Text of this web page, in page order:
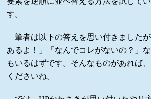
す。
筆者は以下の答えを思い付きました
あるよ！」「なんでコレがないの？」
もいるはずです。そんなものがあれば
くださいね。